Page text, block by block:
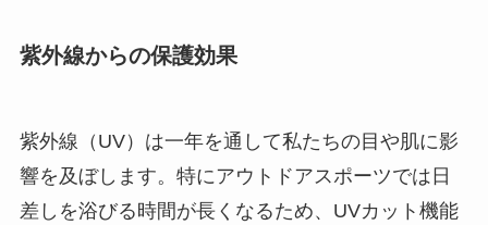
紫外線からの保護効果
紫外線（UV）は一年を通して私たちの目や肌に影
響を及ぼします。特にアウトドアスポーツでは日
差しを浴びる時間が長くなるため、UVカット機能